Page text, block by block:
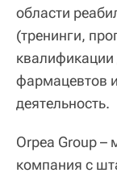
области
(тренинги,
квалификации
фармацевтов
деятельность.
Orpea Group –
компания с